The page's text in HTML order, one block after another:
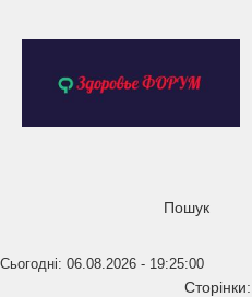
Пошук
Сьогодні: 06.08.2026 - 19:25:00
Сторінки: